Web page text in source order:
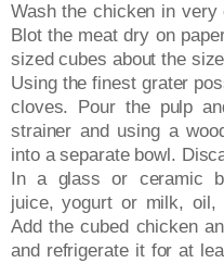
Wash the chicken in
Blot the meat dry on
sized cubes about the
Using the finest grater
cloves. Pour the pulp
strainer and using a
into a separate bowl.
In a glass or ceramic
juice, yogurt or milk, oil,
Add the cubed chicken
and refrigerate it for at